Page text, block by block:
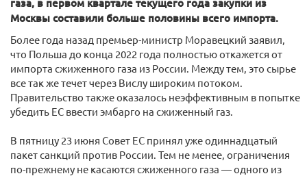
газа, в первом квартале текущего года закупки из
Москвы составили больше половины всего импорта.
Более года назад премьер-министр Моравецкий заявил,
что Польша до конца 2022 года полностью откажется от
импорта сжиженного газа из России. Между тем, это сырье
все так же течет через Вислу широким потоком.
Правительство также оказалось неэффективным в попытке
убедить ЕС ввести эмбарго на сжиженный газ.
В пятницу 23 июня Совет ЕС принял уже одиннадцатый
пакет санкций против России. Тем не менее, ограничения
по-прежнему не касаются сжиженного газа — одного из